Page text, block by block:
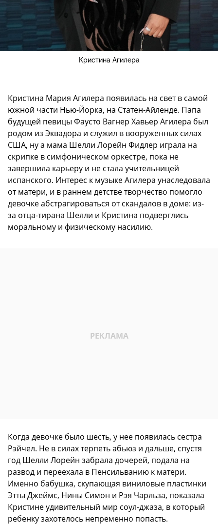
Кристина Агилера
Кристина Мария Агилера появилась на свет в самой
южной части Нью-Йорка, на Статен-Айленде. Папа
будущей певицы Фаусто Вагнер Хавьер Агилера был
родом из Эквадора и служил в вооруженных силах
США, ну а мама Шелли Лорейн Фидлер играла на
скрипке в симфоническом оркестре, пока не
завершила карьеру и не стала учительницей
испанского. Интерес к музыке Агилера унаследовала
от матери, и в раннем детстве творчество помогло
девочке абстрагироваться от скандалов в доме: из-
за отца-тирана Шелли и Кристина подверглись
моральному и физическому насилию.
Когда девочке было шесть, у нее появилась сестра
Рэйчел. Не в силах терпеть абьюз и дальше, спустя
год Шелли Лорейн забрала дочерей, подала на
развод и переехала в Пенсильванию к матери.
Именно бабушка, скупающая виниловые пластинки
Этты Джеймс, Нины Симон и Рэя Чарльза, показала
Кристине удивительный мир соул-джаза, в который
ребенку захотелось непременно попасть.